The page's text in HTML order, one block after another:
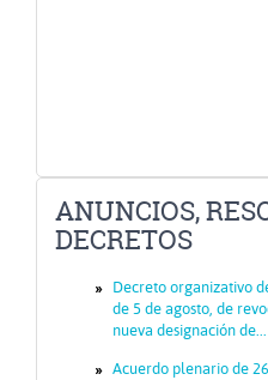
ANUNCIOS,
DECRETOS
Decreto organizativo
de 5 de agosto, de
nueva designación de...
Acuerdo plenario de